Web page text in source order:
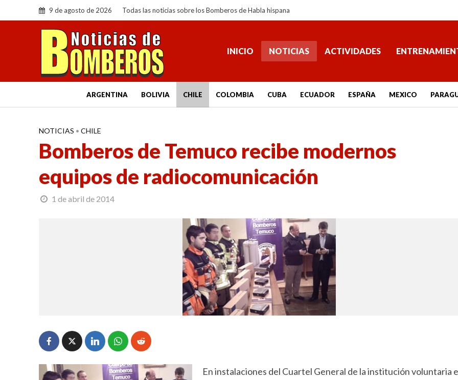
9 de agosto de 2026 Todas las noticias sobre los Bomberos de Habla hispana
INICIO NOTICIAS ACTIVIDADES
ARGENTINA BOLIVIA CHILE COLOMBIA CUBA ECUADOR ESPAÑA MEXICO
NOTICIAS • CHILE
Bomberos de Temuco recibe modernos
equipos de radiocomunicación
1 de abril de 2014
En instalaciones del Cuartel General de la institución voluntaria